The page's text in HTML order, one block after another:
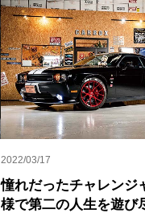
2022/03/17
憧れだったチャレンジ
様で第二の人生を遊び